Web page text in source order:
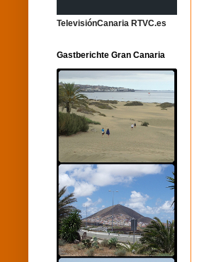
TelevisiónCanaria RTVC.es
Gastberichte Gran Canaria